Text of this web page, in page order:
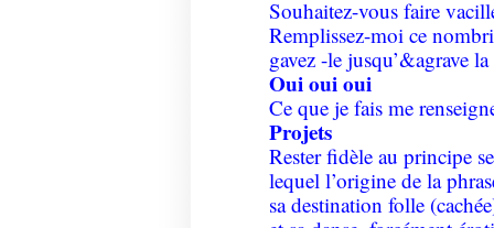
Souhaitez-vous faire
Remplissez-moi ce
gavez -le jusqu’&agrave la
Oui oui oui
Ce que je fais me
Projets
Rester fidèle au principe
lequel l’origine de la
sa destination folle